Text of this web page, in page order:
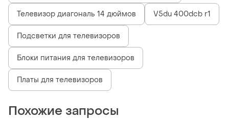
Телевизор диагональ 14 дюймов V5du 400dcb r1
Подсветки для телевизоров
Блоки питания для телевизоров
Платы для телевизоров
Похожие запросы